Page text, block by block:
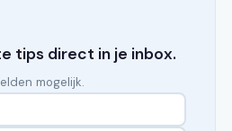
tips direct in je inbox.
mogelijk.